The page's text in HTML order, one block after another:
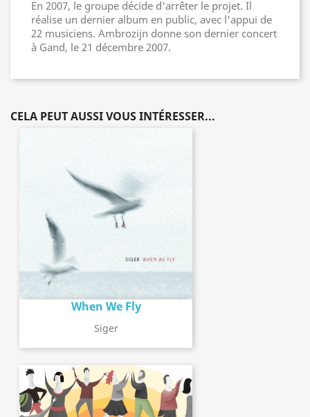
En 2007, le groupe décide d'arrêter le projet. Il
réalise un dernier album en public, avec l'appui de
22 musiciens. Ambrozijn donne son dernier concert
à Gand, le 21 décembre 2007.
CELA PEUT AUSSI VOUS INTÉRESSER...
When We Fly
Siger